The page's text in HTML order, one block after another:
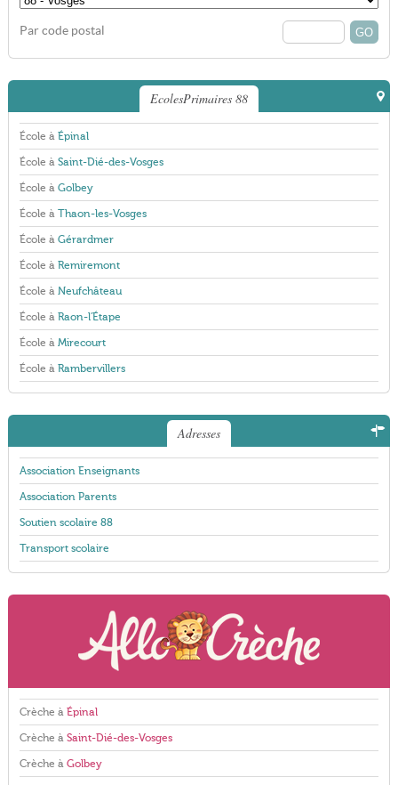
Par code postal
EcolesPrimaires 88
École à Épinal
École à Saint-Dié-des-Vosges
École à Golbey
École à Thaon-les-Vosges
École à Gérardmer
École à Remiremont
École à Neufchâteau
École à Raon-l'Étape
École à Mirecourt
École à Rambervillers
Adresses
Association Enseignants
Association Parents
Soutien scolaire 88
Transport scolaire
Crèche à Épinal
Crèche à Saint-Dié-des-Vosges
Crèche à Golbey